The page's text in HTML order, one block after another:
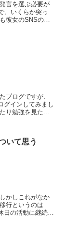
言を選ぶ必要が
、いくらか突っ
彼女のSNSの発
ブログですが、
グインしてみまし
り勉強を見たり
いて思う
かしこれがなか
行というのは
の活動に継続性